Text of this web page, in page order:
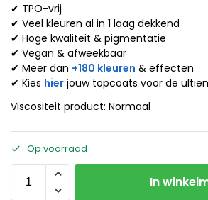
✔ TPO-vrij
✔ Veel kleuren al in 1 laag dekkend
✔ Hoge kwaliteit & pigmentatie
✔ Vegan & afweekbaar
✔ Meer dan +180 kleuren & effecten
✔ Kies hier jouw topcoats voor de
Viscositeit product: Normaal
Op voorraad
In